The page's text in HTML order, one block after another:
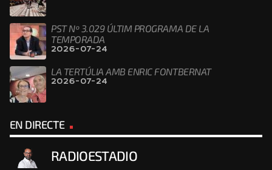
PST Nº 3.029 ÚLTIM PROGRAMA DE LA
TEMPORADA
2026-07-24
LA TERTÚLIA AMB ENRIC FONTBERNAT
2026-07-24
EN DIRECTE
RADIOESTADIO